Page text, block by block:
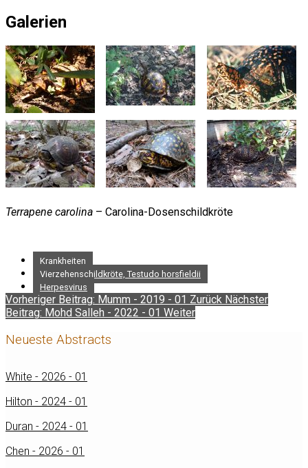
Galerien
Terrapene carolina – Carolina-Dosenschildkröte
Krankheiten
Vierzehenschildkröte, Testudo horsfieldii
Herpesvirus
Vorheriger Beitrag: Mumm - 2019 - 01 Zurück Nächster
Beitrag: Mohd Salleh - 2022 - 01 Weiter
Neueste Abstracts
White - 2026 - 01
Hilton - 2024 - 01
Duran - 2024 - 01
Chen - 2026 - 01